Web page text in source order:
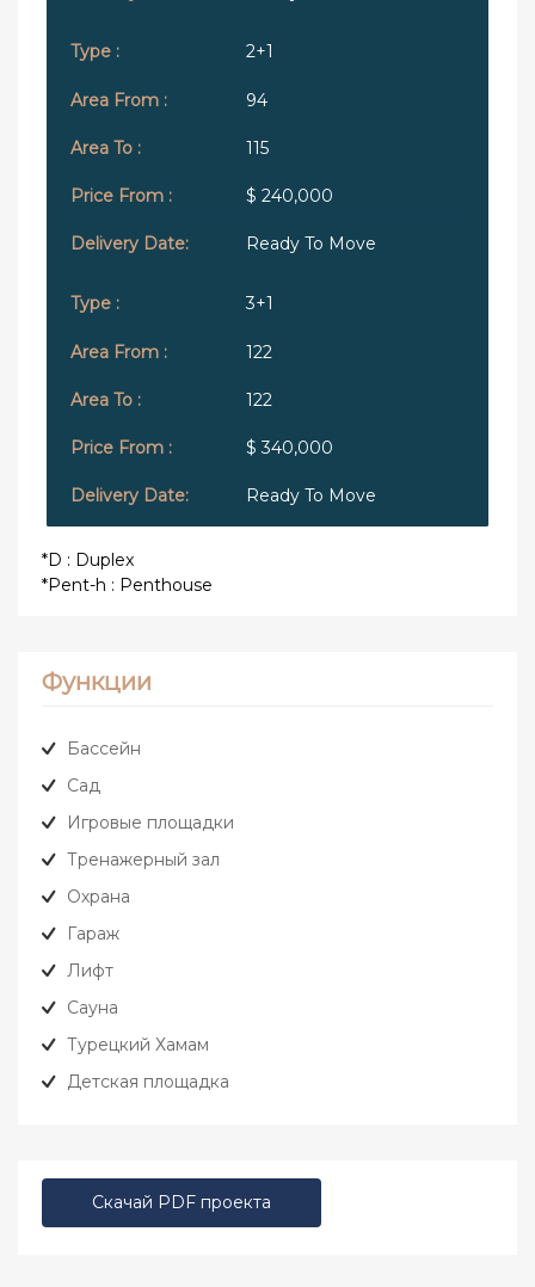
2+1
94
115
$ 240,000
Ready To Move
3+1
122
122
$ 340,000
Ready To Move
*D : Duplex
*Pent-h : Penthouse
Функции
Бассейн
Сад
Игровые площадки
Тренажерный зал
Охрана
Гараж
Лифт
Сауна
Турецкий Хамам
Детская площадка
Скачай PDF проекта